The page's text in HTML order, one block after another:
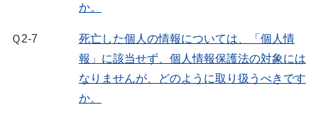
か。
Ｑ2-7
死亡した個人の情報については、「個人情
報」に該当せず、個人情報保護法の対象には
なりませんが、どのように取り扱うべきです
か。